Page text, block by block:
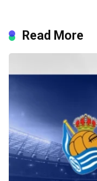
Read More